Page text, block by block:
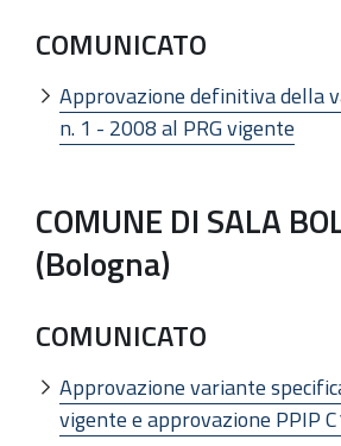
COMUNICATO
Approvazione definitiva della
n. 1 - 2008 al PRG vigente
COMUNE DI SALA
(Bologna)
COMUNICATO
Approvazione variante
vigente e approvazione PPIP